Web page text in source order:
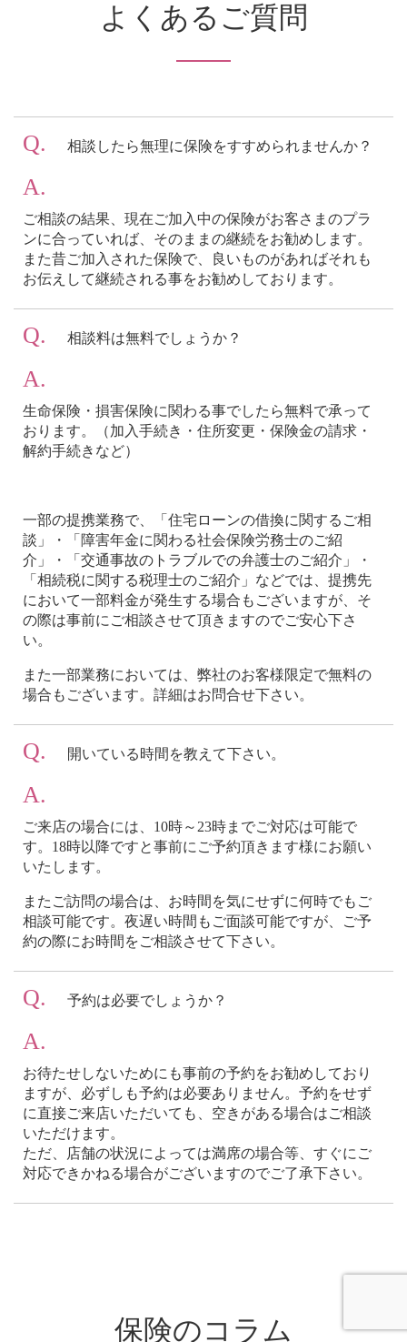
よくあるご質問
Q. 相談したら無理に保険をすすめられませんか？
A.
ご相談の結果、現在ご加入中の保険がお客さまのプラ
ンに合っていれば、そのままの継続をお勧めします。
また昔ご加入された保険で、良いものがあればそれも
お伝えして継続される事をお勧めしております。
Q. 相談料は無料でしょうか？
A.
生命保険・損害保険に関わる事でしたら無料で承って
おります。（加入手続き・住所変更・保険金の請求・
解約手続きなど）
一部の提携業務で、「住宅ローンの借換に関するご相
談」・「障害年金に関わる社会保険労務士のご紹
介」・「交通事故のトラブルでの弁護士のご紹介」・
「相続税に関する税理士のご紹介」などでは、提携先
において一部料金が発生する場合もございますが、そ
の際は事前にご相談させて頂きますのでご安心下さ
い。
また一部業務においては、弊社のお客様限定で無料の
場合もございます。詳細はお問合せ下さい。
Q. 開いている時間を教えて下さい。
A.
ご来店の場合には、10時～23時までご対応は可能で
す。18時以降ですと事前にご予約頂きます様にお願い
いたします。
またご訪問の場合は、お時間を気にせずに何時でもご
相談可能です。夜遅い時間もご面談可能ですが、ご予
約の際にお時間をご相談させて下さい。
Q. 予約は必要でしょうか？
A.
お待たせしないためにも事前の予約をお勧めしており
ますが、必ずしも予約は必要ありません。予約をせず
に直接ご来店いただいても、空きがある場合はご相談
いただけます。
ただ、店舗の状況によっては満席の場合等、すぐにご
対応できかねる場合がございますのでご了承下さい。
保険のコラム